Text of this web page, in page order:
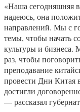
«Наша сегодняшняя
надеюсь, она
направлений. Мы с
темы, чтобы начать
культуры и бизнеса.
раз, чтобы
преподавание
провести Дни Китая
достигли
— рассказал